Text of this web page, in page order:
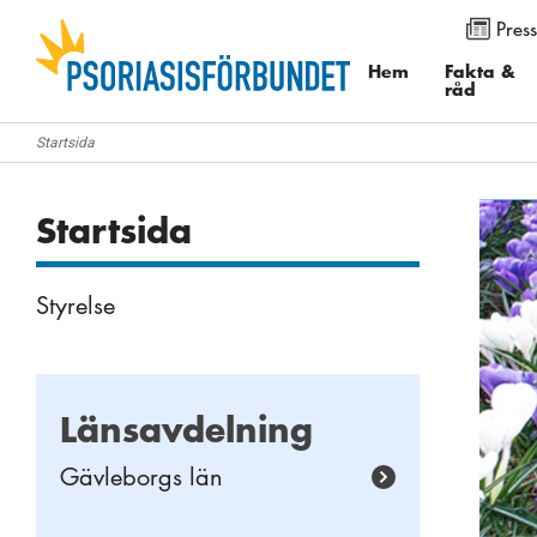
Använd knapparna för att ändra textstorleken på sidan. Du
menyalternativet ”Visa”. I Internet Explorer och Firefox
”Zoomfaktor”.
Hem
Fakta &
råd
Startsida
Startsida
Styrelse
Länsavdelning
Gävleborgs län